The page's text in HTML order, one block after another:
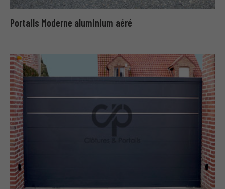
Portails Moderne aluminium aéré